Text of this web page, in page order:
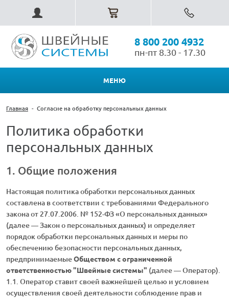
8 800 200 4932
пн-пт 8.30 - 17.30
МЕНЮ
Главная - Согласие на обработку персональных данных
Политика обработки
персональных данных
1. Общие положения
Настоящая политика обработки персональных данных
составлена в соответствии с требованиями Федерального
закона от 27.07.2006. № 152-ФЗ «О персональных данных»
(далее — Закон о персональных данных) и определяет
порядок обработки персональных данных и меры по
обеспечению безопасности персональных данных,
предпринимаемыеОбществом с ограниченной
ответственностью "Швейные системы" (далее — Оператор).
1.1. Оператор ставит своей важнейшей целью и условием
осуществления своей деятельности соблюдение прав и